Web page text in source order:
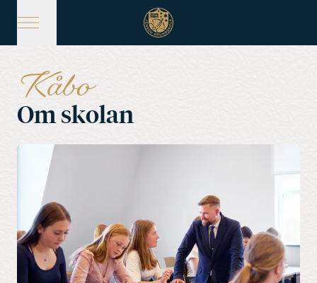
huvudinnehåll
Kåbo
Om skolan